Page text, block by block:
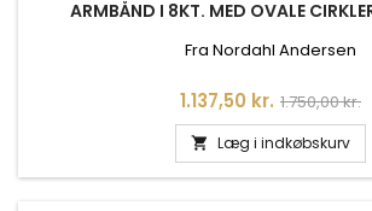
ARMBÅND I 8KT. MED OVALE
Fra Nordahl Andersen
Pris
1.137,50 kr. Normalpris
1.750,00 kr.
 Læg i indkøbskurv